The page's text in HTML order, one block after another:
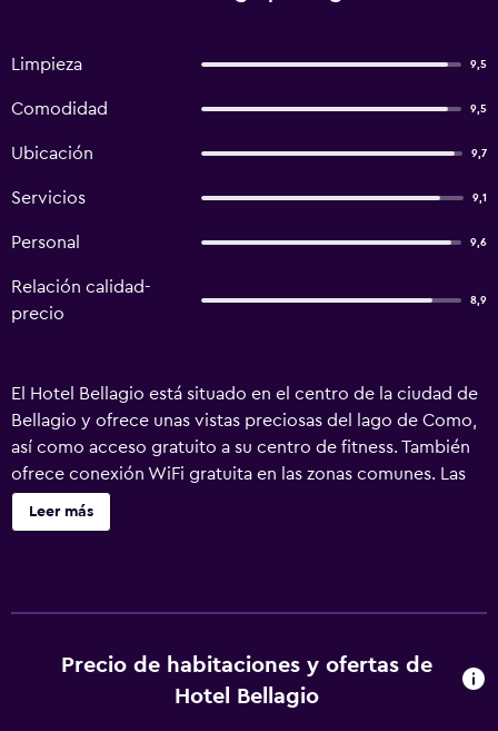
Limpieza 9,5
Comodidad 9,5
Ubicación 9,7
Servicios 9,1
Personal 9,6
Relación calidad-
precio
8,9
El Hotel Bellagio está situado en el centro de la ciudad de
Bellagio y ofrece unas vistas preciosas del lago de Como,
así como acceso gratuito a su centro de fitness. También
ofrece conexión WiFi gratuita en las zonas comunes. Las
habitaciones de este hotel boutique presentan una
decoración minimalista y disponen de TV con canales vía
Hotel Bellagio a través de los 38 escalones empedrados
de la plaza principal de Bellagio. El alojamiento se halla a
Leer más
Precio de habitaciones y ofertas de
Hotel Bellagio